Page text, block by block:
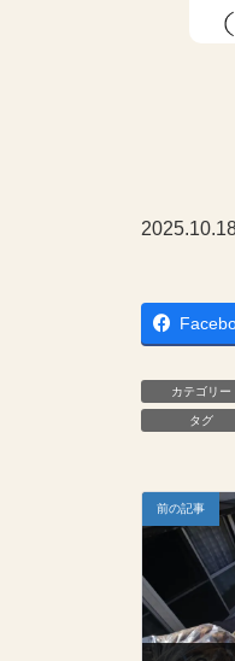
カテゴリー
タグ
前の記事